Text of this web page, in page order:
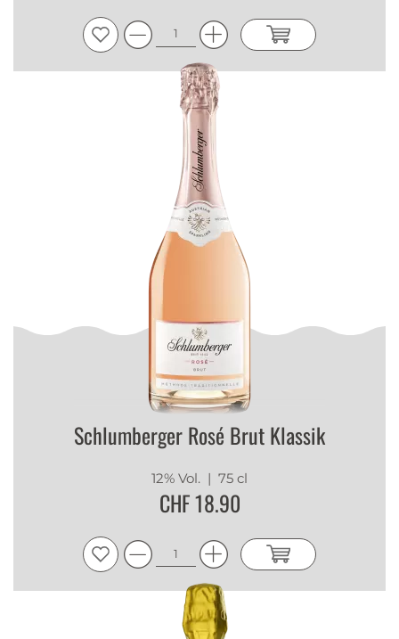
Schlumberger Rosé Brut Klassik
12% Vol. | 75 cl
CHF 18.90